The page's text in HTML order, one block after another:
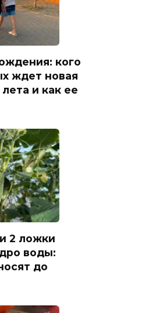
кого
ждет новая
и как ее
2 ложки
воды:
до